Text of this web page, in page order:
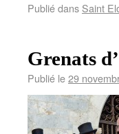
Publié dans Saint
Grenats
Publié le29